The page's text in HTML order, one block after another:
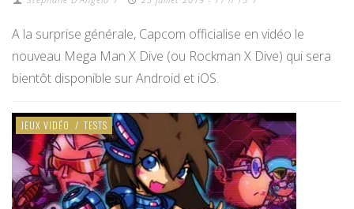
A la surprise générale, Capcom officialise en vidéo le
nouveau Mega Man X Dive (ou Rockman X Dive) qui sera
bientôt disponible sur Android et iOS.
JEUX VIDÉO / TESTS